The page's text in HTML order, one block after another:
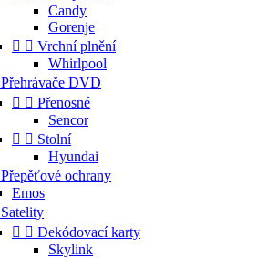
Candy
Gorenje
  Vrchní plnění
Whirlpool
Přehrávače DVD
  Přenosné
Sencor
  Stolní
Hyundai
Přepěťové ochrany
Emos
Satelity
  Dekódovací karty
Skylink